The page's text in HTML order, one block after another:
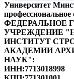
Университет
ФЕДЕРАЛЬНОЕ
УЧРЕЖДЕНИЕ
ИНСТИТУТ
АКАДЕМИИ
НАУК":
ИНН:7713018998